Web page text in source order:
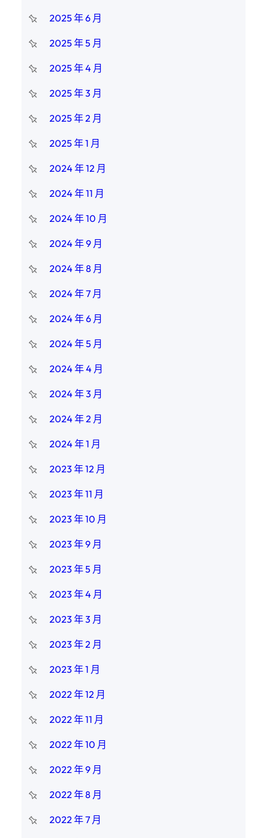
2025 年 6 月
2025 年 5 月
2025 年 4 月
2025 年 3 月
2025 年 2 月
2025 年 1 月
2024 年 12 月
2024 年 11 月
2024 年 10 月
2024 年 9 月
2024 年 8 月
2024 年 7 月
2024 年 6 月
2024 年 5 月
2024 年 4 月
2024 年 3 月
2024 年 2 月
2024 年 1 月
2023 年 12 月
2023 年 11 月
2023 年 10 月
2023 年 9 月
2023 年 5 月
2023 年 4 月
2023 年 3 月
2023 年 2 月
2023 年 1 月
2022 年 12 月
2022 年 11 月
2022 年 10 月
2022 年 9 月
2022 年 8 月
2022 年 7 月